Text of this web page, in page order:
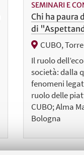
SEMINARI E
Chi ha
di
CUBO,
Il ruolo
società: dalla
fenomeni
ruolo delle
CUBO; Alma
Bologna